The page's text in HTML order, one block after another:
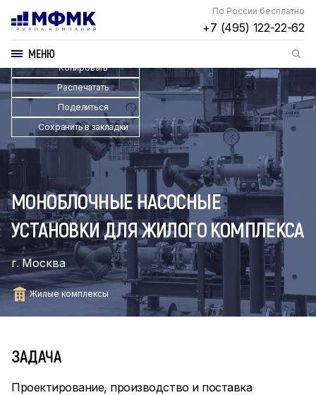
По России бесплатно
+7 (495) 122-22-62
МЕНЮ
Копировать
Распечатать
Поделиться
Сохранить в закладки
МОНОБЛОЧНЫЕ НАСОСНЫЕ
УСТАНОВКИ ДЛЯ ЖИЛОГО КОМПЛЕКСА
г. Москва
Жилые комплексы
ЗАДАЧА
Проектирование, производство и поставка